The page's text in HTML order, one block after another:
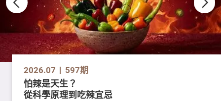
2026.07 597期
怕辣是天生？
從科學原理到吃辣宜忌